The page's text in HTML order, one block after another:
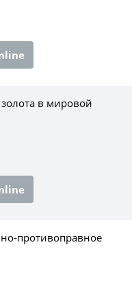
в мировой
противоправное